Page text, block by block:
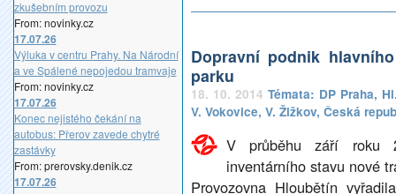
zkušebním provozu
From: novinky.cz
17.07.26
Výluka v centru Prahy. Na Národní
a ve Spálené nepojedou tramvaje
From: novinky.cz
17.07.26
Konec nejistého čekání na
autobus: Přerov zavede chytré
zastávky
From: prerovsky.denik.cz
17.07.26
Dopravní podnik
parku
18. 10. 2014 Témata: DP Praha,
V. Vokovice, V. Žižkov, Česká
V průběhu září roku
inventárního stavu nové
Provozovna Hloubětín